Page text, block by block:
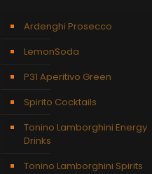
Ardenghi Prosecco
LemonSoda
P31 Aperitivo Green
Spirito Cocktails
Tonino Lamborghini Energy
Drinks
Tonino Lamborghini Spirits